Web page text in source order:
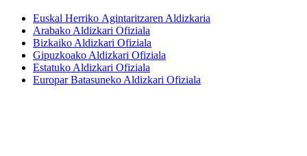
Euskal Herriko Agintaritzaren Aldizkaria
Arabako Aldizkari Ofiziala
Bizkaiko Aldizkari Ofiziala
Gipuzkoako Aldizkari Ofiziala
Estatuko Aldizkari Ofiziala
Europar Batasuneko Aldizkari Ofiziala